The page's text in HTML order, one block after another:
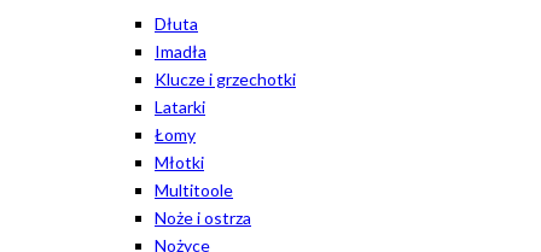
Dłuta
Imadła
Klucze i grzechotki
Latarki
Łomy
Młotki
Multitoole
Noże i ostrza
Nożyce